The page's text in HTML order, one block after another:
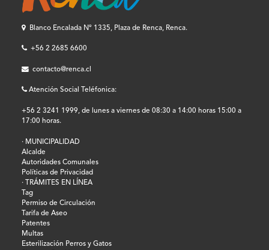
Blanco Encalada Nº 1335, Plaza de Renca, Renca.
+56 2 2685 6600
contacto@renca.cl
Atención Social Teléfonica:
+56 2 3241 1999, de lunes a viernes de 08:30 a 14:00 horas 15:00 a
17:00 horas.
· MUNICIPALIDAD
Alcalde
Autoridades Comunales
Políticas de Privacidad
· TRÁMITES EN LÍNEA
Tag
Permiso de Circulación
Tarifa de Aseo
Patentes
Multas
Esterilización Perros y Gatos